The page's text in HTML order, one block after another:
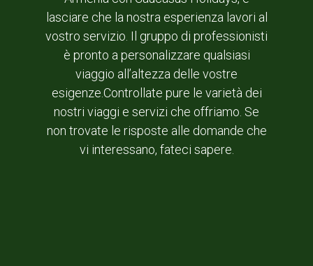
lasciare che la nostra esperienza lavori al
vostro servizio. Il gruppo di professionisti
è pronto a personalizzare qualsiasi
viaggio all’altezza delle vostre
esigenze.Controllate pure le varietà dei
nostri viaggi e servizi che offriamo. Se
non trovate le risposte alle domande che
vi interessano, fateci sapere.